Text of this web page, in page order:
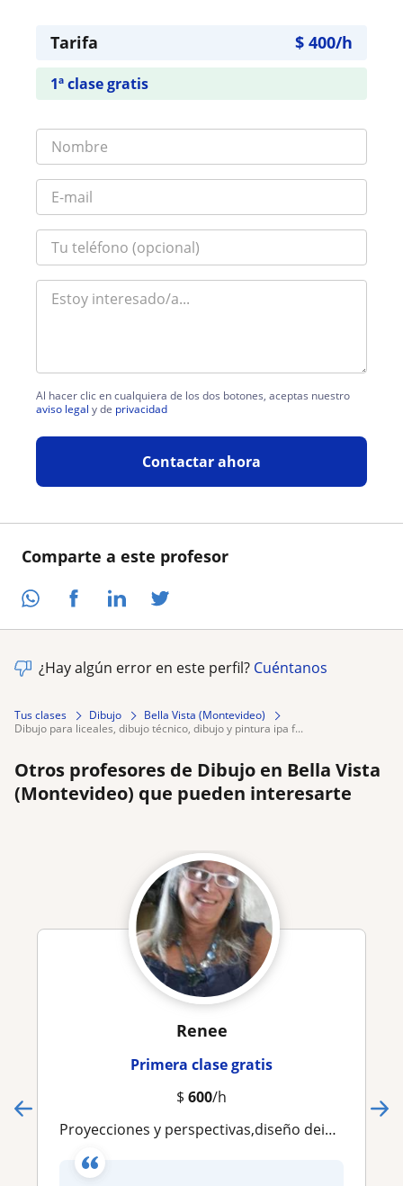
Comparte a este profesor
Tarifa $ 400/h
1ª clase gratis
Al hacer clic en cualquiera de los dos botones, aceptas nuestro
aviso legal y de privacidad
Contactar ahora
¿Hay algún error en este perfil? Cuéntanos
Tus clases Dibujo
Bella Vista (Montevideo)
dibujo para liceales, dibujo técnico, dibujo y pintura ipa f...
Otros profesores de Dibujo en Bella Vista
(Montevideo) que pueden interesarte
Renee
Primera clase gratis
$ 600/h
proyecciones y perspectivas,diseño deinteriorestodoslosniveles